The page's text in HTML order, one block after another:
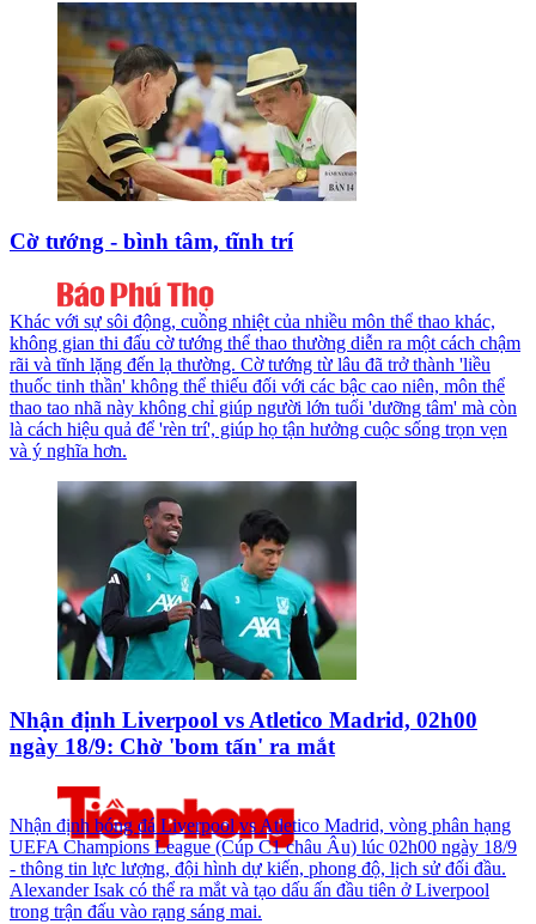
Cờ tướng - bình tâm, tĩnh trí
Khác với sự sôi động, cuồng nhiệt của nhiều môn thể thao khác,
không gian thi đấu cờ tướng thể thao thường diễn ra một cách chậm
rãi và tĩnh lặng đến lạ thường. Cờ tướng từ lâu đã trở thành 'liều
thuốc tinh thần' không thể thiếu đối với các bậc cao niên, môn thể
thao tao nhã này không chỉ giúp người lớn tuổi 'dưỡng tâm' mà còn
là cách hiệu quả để 'rèn trí', giúp họ tận hưởng cuộc sống trọn vẹn
và ý nghĩa hơn.
Nhận định Liverpool vs Atletico Madrid, 02h00
ngày 18/9: Chờ 'bom tấn' ra mắt
Nhận định bóng đá Liverpool vs Atletico Madrid, vòng phân hạng
UEFA Champions League (Cúp C1 châu Âu) lúc 02h00 ngày 18/9
- thông tin lực lượng, đội hình dự kiến, phong độ, lịch sử đối đầu.
Alexander Isak có thể ra mắt và tạo dấu ấn đầu tiên ở Liverpool
trong trận đấu vào rạng sáng mai.